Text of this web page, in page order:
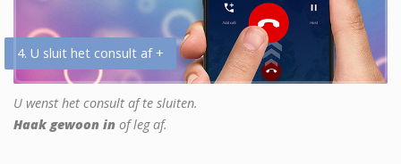
4. U sluit het consult af +
U wenst het consult af te sluiten.
Haak gewoon in of leg af.